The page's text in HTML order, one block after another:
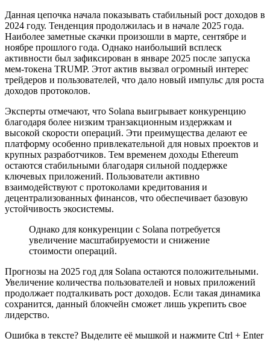
Данная цепочка начала показывать стабильный рост доходов в
2024 году. Тенденция продолжилась и в начале 2025 года.
Наиболее заметные скачки произошли в марте, сентябре и
ноябре прошлого года. Однако наибольший всплеск
активности был зафиксирован в январе 2025 после запуска
мем-токена TRUMP. Этот актив вызвал огромный интерес
трейдеров и пользователей, что дало новый импульс для роста
доходов протоколов.
Эксперты отмечают, что Solana выигрывает конкуренцию
благодаря более низким транзакционным издержкам и
высокой скорости операций. Эти преимущества делают ее
платформу особенно привлекательной для новых проектов и
крупных разработчиков. Тем временем доходы Ethereum
остаются стабильными благодаря сильной поддержке
ключевых приложений. Пользователи активно
взаимодействуют с протоколами кредитования и
децентрализованных финансов, что обеспечивает базовую
устойчивость экосистемы.
Однако для конкуренции с Solana потребуется
увеличение масштабируемости и снижение
стоимости операций.
Прогнозы на 2025 год для Solana остаются положительными.
Увеличение количества пользователей и новых приложений
продолжает подталкивать рост доходов. Если такая динамика
сохранится, данный блокчейн сможет лишь укрепить свое
лидерство.
Ошибка в тексте? Выделите её мышкой и нажмите Ctrl + Enter